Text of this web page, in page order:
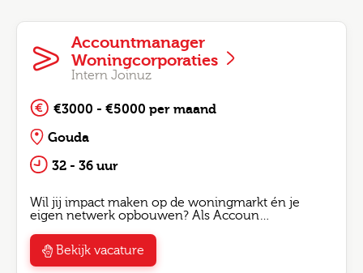
Accountmanager
Woningcorporaties
Intern Joinuz
€3000 - €5000 per maand
Gouda
32 - 36 uur
Wil jij impact maken op de woningmarkt én je
eigen netwerk opbouwen? Als Accoun…
Bekijk vacature